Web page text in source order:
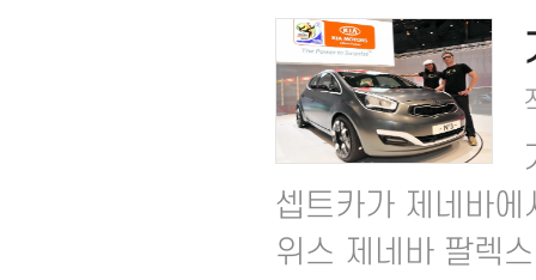
셉트카가 제네바
위스 제네바 팔렉